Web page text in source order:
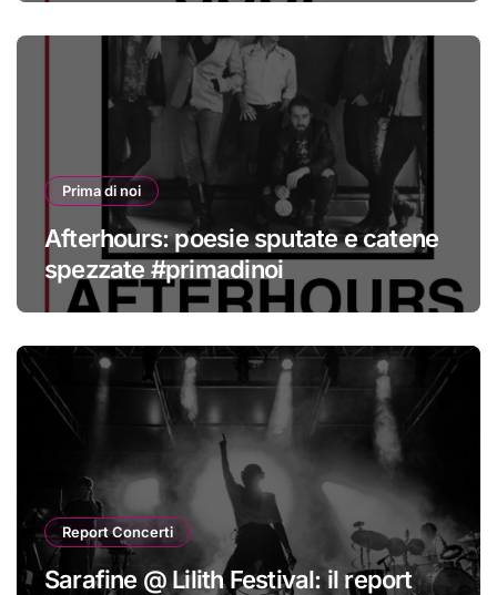
Prima di noi
Afterhours: poesie sputate e catene
spezzate #primadinoi
Report Concerti
Sarafine @ Lilith Festival: il report